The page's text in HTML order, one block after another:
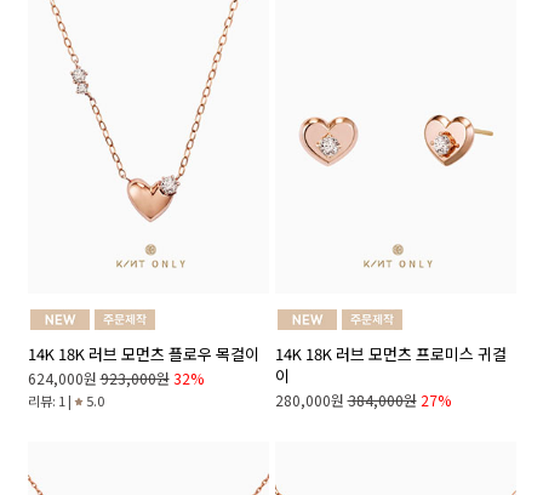
14K 18K 러브 모먼츠 플로우 목걸이
624,000원 923,000원 32%
리뷰: 1 | 5.0
14K 18K 러브 모먼츠 프로미스 귀걸
이
280,000원 384,000원 27%